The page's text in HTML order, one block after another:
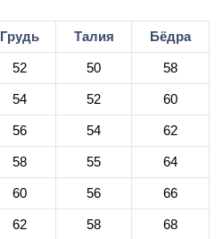
Грудь Талия Бёдра
52 50 58
54 52 60
56 54 62
58 55 64
60 56 66
62 58 68